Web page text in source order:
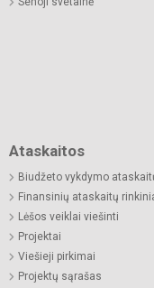
Ataskaitos
Biudžeto vykdymo
Finansinių ataskaitų
Lėšos veiklai viešinti
Projektai
Viešieji pirkimai
Projektų sąrašas